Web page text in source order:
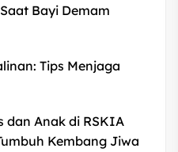
Bayi Demam
Tips Menjaga
dan Anak di RSKIA
Kembang Jiwa